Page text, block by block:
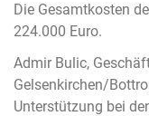
Die Gesamtkosten
224.000 Euro.
Admir Bulic,
Gelsenkirchen/
Unterstützung bei